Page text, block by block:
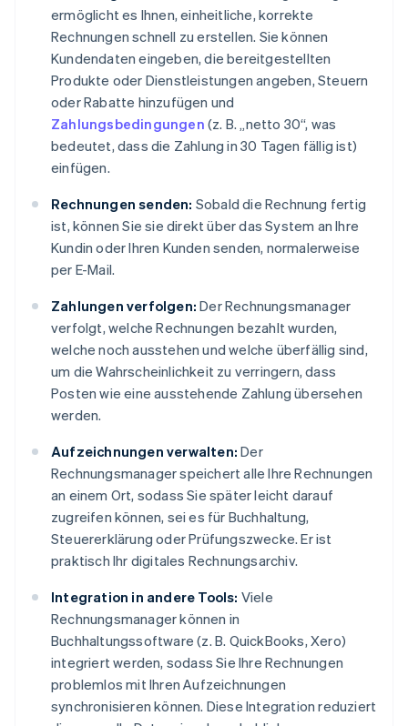
ermöglicht es Ihnen, einheitliche, korrekte
Rechnungen schnell zu erstellen. Sie können
Kundendaten eingeben, die bereitgestellten
Produkte oder Dienstleistungen angeben, Steuern
oder Rabatte hinzufügen und
Zahlungsbedingungen (z. B. „netto 30“, was
bedeutet, dass die Zahlung in 30 Tagen fällig ist)
einfügen.
Rechnungen senden: Sobald die Rechnung fertig
ist, können Sie sie direkt über das System an Ihre
Kundin oder Ihren Kunden senden, normalerweise
per E-Mail.
Zahlungen verfolgen: Der Rechnungsmanager
verfolgt, welche Rechnungen bezahlt wurden,
welche noch ausstehen und welche überfällig sind,
um die Wahrscheinlichkeit zu verringern, dass
Posten wie eine ausstehende Zahlung übersehen
werden.
Aufzeichnungen verwalten: Der
Rechnungsmanager speichert alle Ihre Rechnungen
an einem Ort, sodass Sie später leicht darauf
zugreifen können, sei es für Buchhaltung,
Steuererklärung oder Prüfungszwecke. Er ist
praktisch Ihr digitales Rechnungsarchiv.
Integration in andere Tools: Viele
Rechnungsmanager können in
Buchhaltungssoftware (z. B. QuickBooks, Xero)
integriert werden, sodass Sie Ihre Rechnungen
problemlos mit Ihren Aufzeichnungen
synchronisieren können. Diese Integration reduziert